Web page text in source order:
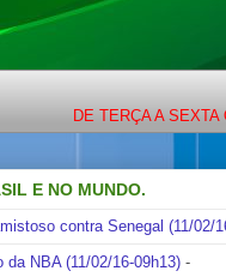
TERÇA A SEXTA O
E NO MUNDO.
contra Senegal (11/02/
NBA (11/02/16-09h13) -